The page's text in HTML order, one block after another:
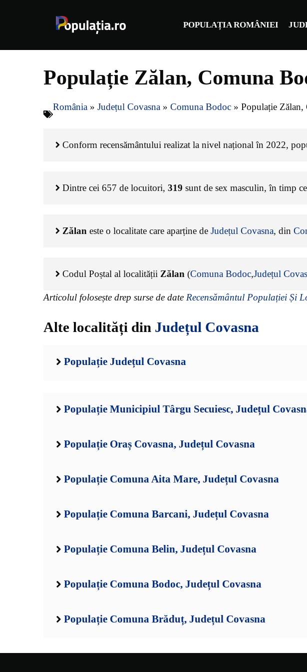
POPULAȚIA ROMÂNIEI
Populație Zălan, Comuna
România » Județul Covasna » Comuna Bodoc » Populație Zălan,
Conform recensământului realizat la nivel național în 2022,
Dintre cei 657 de locuitori, 319 sunt de sex masculin, în timp
Zălan este o localitate care aparține de Județul Covasna, din
Codul Poștal al localității Zălan (Comuna Bodoc,Județul
Articolul folosește drep surse de date Recensământul Populației Și
Alte localități din Județul Covasna
Populație Județul Covasna
Populație Municipiul Târgu Secuiesc, Județul
Populație Oraș Covasna, Județul Covasna
Populație Comuna Aita Mare, Județul Covasna
Populație Comuna Barcani, Județul Covasna
Populație Comuna Belin, Județul Covasna
Populație Comuna Bodoc, Județul Covasna
Populație Comuna Brăduț, Județul Covasna